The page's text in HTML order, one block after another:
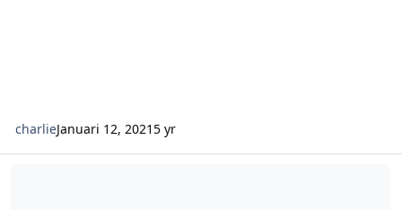
charlieJanuari 12, 20215 yr